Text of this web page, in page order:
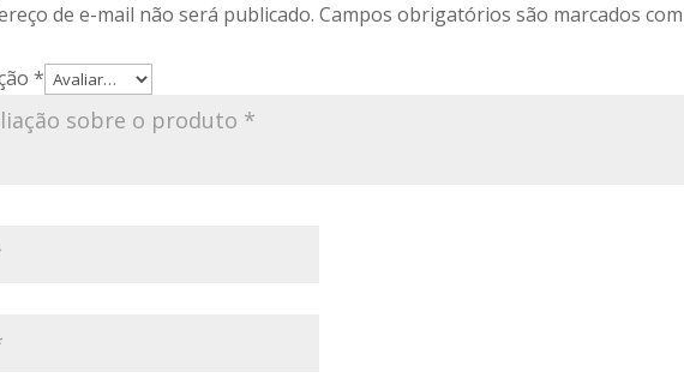
de e-mail não será publicado. Campos obrigatórios são marcados com
*